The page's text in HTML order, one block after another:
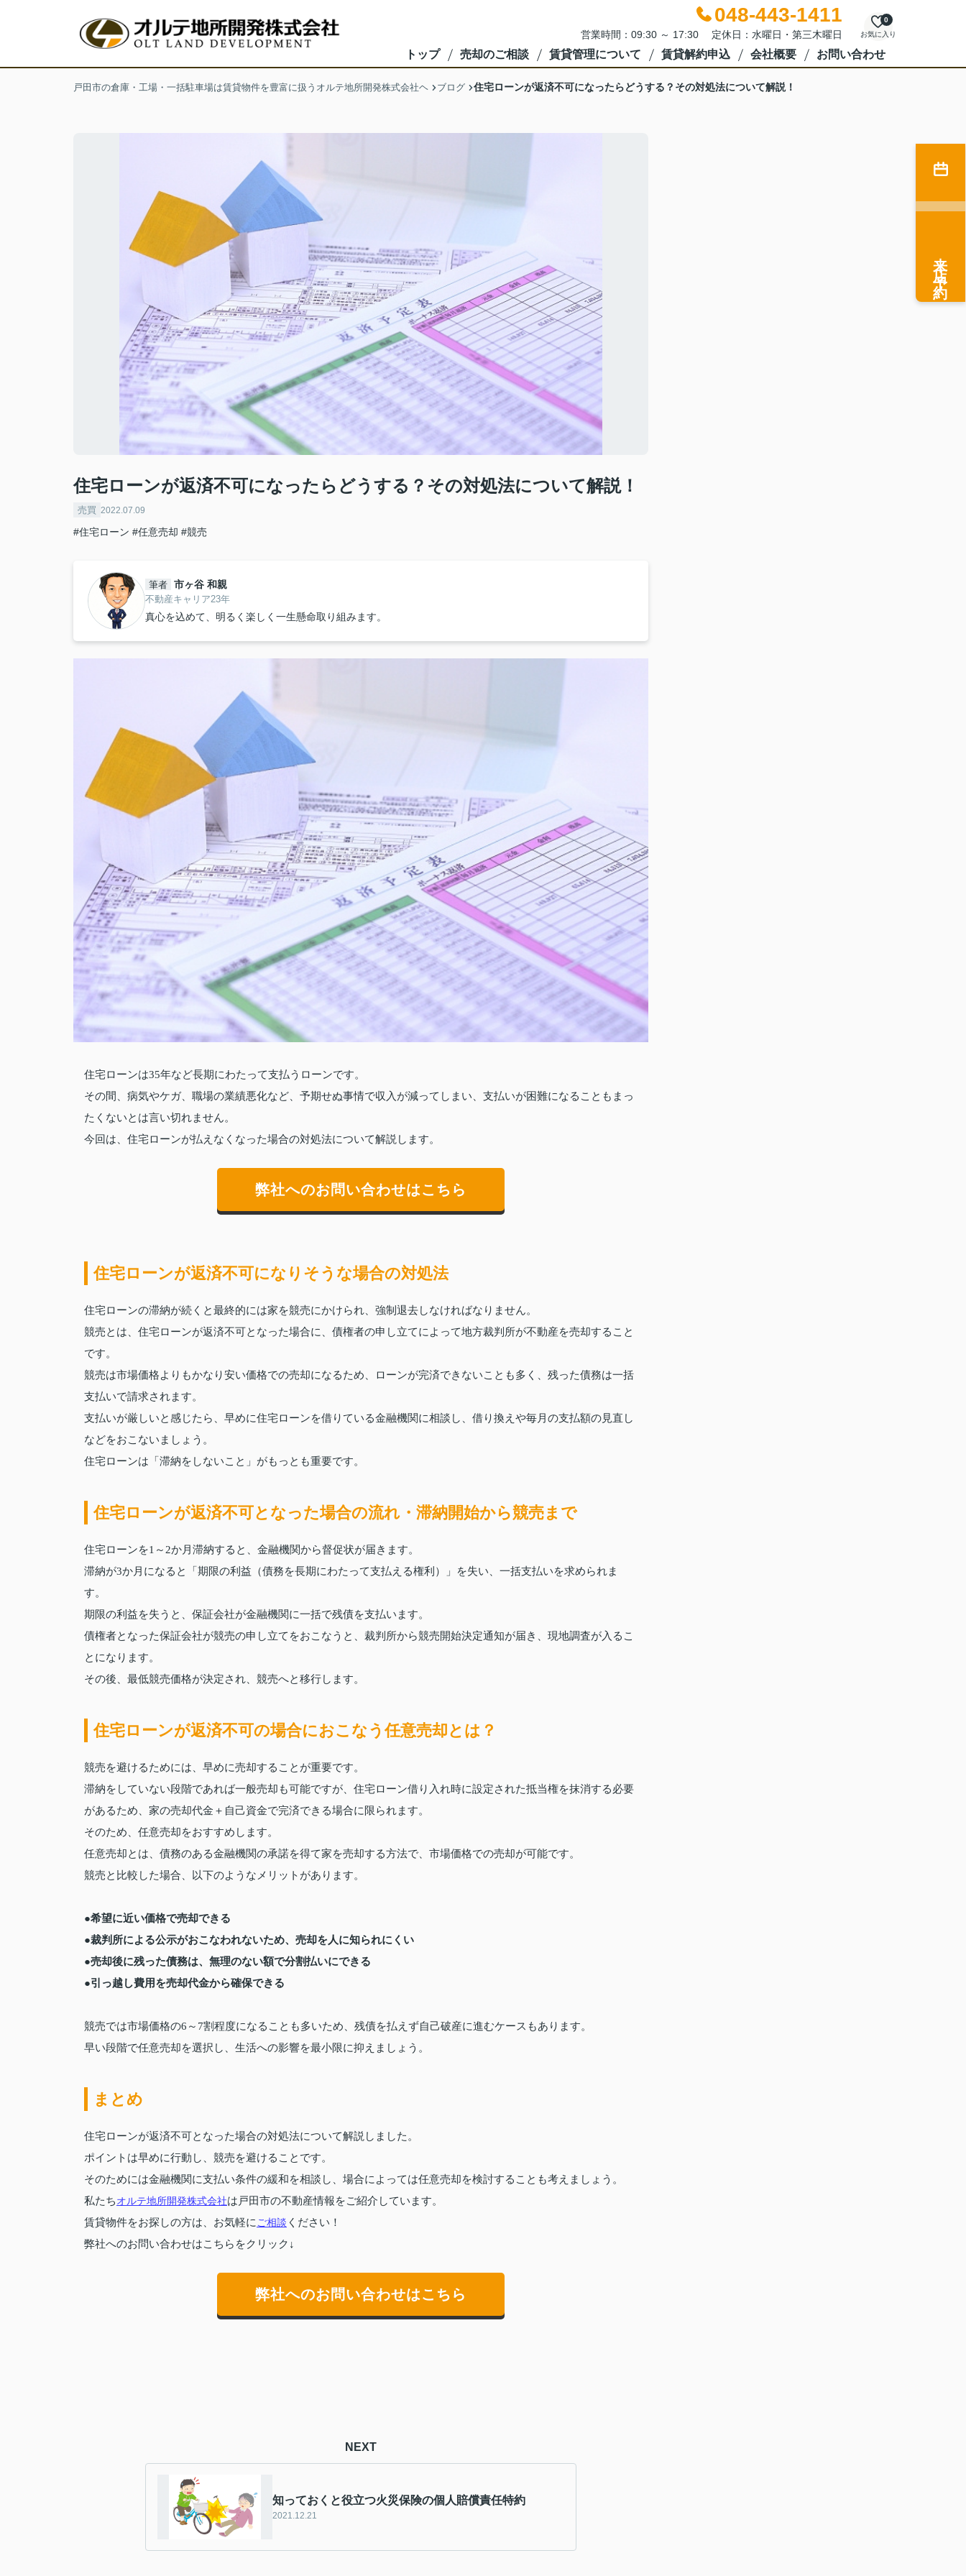
048-443-1411
営業時間：09:30 ～ 17:30 定休日：水曜日・第三木曜日 お気に入り
0
トップ 売却のご相談 賃貸管理について 賃貸解約申込 会社概要 お問い合わせ
戸田市の倉庫・工場・一括駐車場は賃貸物件を豊富に扱うオルテ地所開発株式会社ヘ ブログ 住宅ローンが返済不可になったらどうする？その対処法について解説！
住宅ローンが返済不可になったらどうする？その対処法について解説！
売買 2022.07.09
#住宅ローン #任意売却 #競売
筆者 市ヶ谷 和親
不動産キャリア23年
真心を込めて、明るく楽しく一生懸命取り組みます。
住宅ローンは35年など長期にわたって支払うローンです。
その間、病気やケガ、職場の業績悪化など、予期せぬ事情で収入が減ってしまい、支払いが困難になることもまっ
たくないとは言い切れません。
今回は、住宅ローンが払えなくなった場合の対処法について解説します。
弊社へのお問い合わせはこちら
住宅ローンが返済不可になりそうな場合の対処法
住宅ローンの滞納が続くと最終的には家を競売にかけられ、強制退去しなければなりません。
競売とは、住宅ローンが返済不可となった場合に、債権者の申し立てによって地方裁判所が不動産を売却すること
です。
競売は市場価格よりもかなり安い価格での売却になるため、ローンが完済できないことも多く、残った債務は一括
支払いで請求されます。
支払いが厳しいと感じたら、早めに住宅ローンを借りている金融機関に相談し、借り換えや毎月の支払額の見直し
などをおこないましょう。
住宅ローンは「滞納をしないこと」がもっとも重要です。
住宅ローンが返済不可となった場合の流れ・滞納開始から競売まで
住宅ローンを1～2か月滞納すると、金融機関から督促状が届きます。
滞納が3か月になると「期限の利益（債務を長期にわたって支払える権利）」を失い、一括支払いを求められま
す。
期限の利益を失うと、保証会社が金融機関に一括で残債を支払います。
債権者となった保証会社が競売の申し立てをおこなうと、裁判所から競売開始決定通知が届き、現地調査が入るこ
とになります。
その後、最低競売価格が決定され、競売へと移行します。
住宅ローンが返済不可の場合におこなう任意売却とは？
競売を避けるためには、早めに売却することが重要です。
滞納をしていない段階であれば一般売却も可能ですが、住宅ローン借り入れ時に設定された抵当権を抹消する必要
があるため、家の売却代金＋自己資金で完済できる場合に限られます。
そのため、任意売却をおすすめします。
任意売却とは、債務のある金融機関の承諾を得て家を売却する方法で、市場価格での売却が可能です。
競売と比較した場合、以下のようなメリットがあります。
●希望に近い価格で売却できる
●裁判所による公示がおこなわれないため、売却を人に知られにくい
●売却後に残った債務は、無理のない額で分割払いにできる
●引っ越し費用を売却代金から確保できる
競売では市場価格の6～7割程度になることも多いため、残債を払えず自己破産に進むケースもあります。
早い段階で任意売却を選択し、生活への影響を最小限に抑えましょう。
まとめ
住宅ローンが返済不可となった場合の対処法について解説しました。
ポイントは早めに行動し、競売を避けることです。
そのためには金融機関に支払い条件の緩和を相談し、場合によっては任意売却を検討することも考えましょう。
私たちオルテ地所開発株式会社は戸田市の不動産情報をご紹介しています。
賃貸物件をお探しの方は、お気軽に ご相談 ください！
弊社へのお問い合わせはこちらをクリック↓
弊社へのお問い合わせはこちら
NEXT
知っておくと役立つ火災保険の個人賠償責任特約
2021.12.21
来店予約